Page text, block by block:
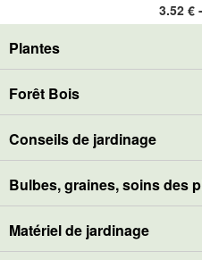
3.52 €
Plantes
Forêt Bois
Conseils de jardinage
Bulbes, graines, soins des
Matériel de jardinage